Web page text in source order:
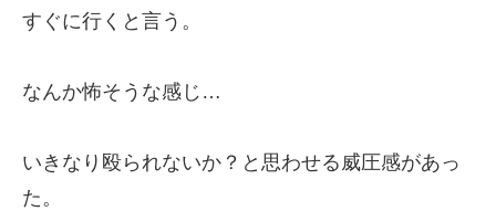
すぐに行くと言う。
なんか怖そうな感じ…
いきなり殴られないか？と思わせる威圧感があっ
た。